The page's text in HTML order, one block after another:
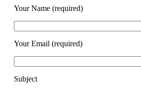
Your Name (required)
Your Email (required)
Subject